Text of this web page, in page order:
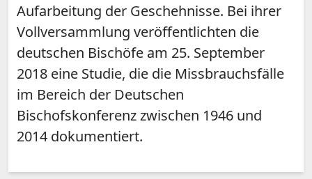
Aufarbeitung der Geschehnisse. Bei ihrer
Vollversammlung veröffentlichten die
deutschen Bischöfe am 25. September
2018 eine Studie, die die Missbrauchsfälle
im Bereich der Deutschen
Bischofskonferenz zwischen 1946 und
2014 dokumentiert.